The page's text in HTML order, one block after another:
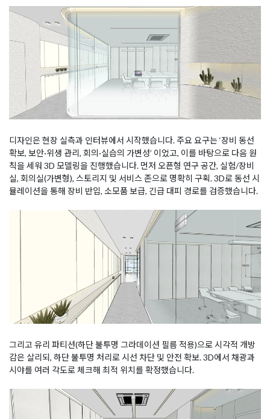
디자인은 현장 실측과 인터뷰에서 시작했습니다. 주요 요구는 ‘장비 동선
확보, 보안·위생 관리, 회의·실습의 가변성’ 이었고, 이를 바탕으로 다음 원
칙을 세워 3D 모델링을 진행했습니다. 먼저 오픈형 연구 공간, 실험/장비
실, 회의실(가변형), 스토리지 및 서비스 존으로 명확히 구획. 3D로 동선 시
뮬레이션을 통해 장비 반입, 소모품 보급, 긴급 대피 경로를 검증했습니다.
그리고 유리 파티션(하단 불투명 그라데이션 필름 적용)으로 시각적 개방
감은 살리되, 하단 불투명 처리로 시선 차단 및 안전 확보. 3D에서 채광과
시야를 여러 각도로 체크해 최적 위치를 확정했습니다.